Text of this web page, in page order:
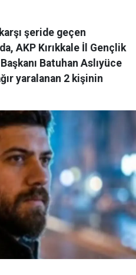
şeride geçen
AKP Kırıkkale İl Gençlik
Batuhan Aslıyüce
yaralanan 2 kişinin